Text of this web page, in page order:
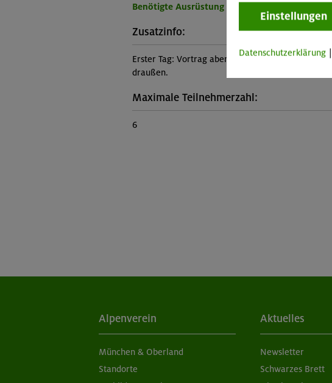
Benötigte Ausrüstung für diese Veranstaltung
Zusatzinfo:
Erster Tag: Vortrag abends 18:00-20:00 Uhr in
draußen.
Maximale Teilnehmerzahl:
6
Alpenverein
München & Oberland
Standorte
Aktuelles
Newsletter
Schwarzes Brett
Einstellungen
Datenschutzerklärung